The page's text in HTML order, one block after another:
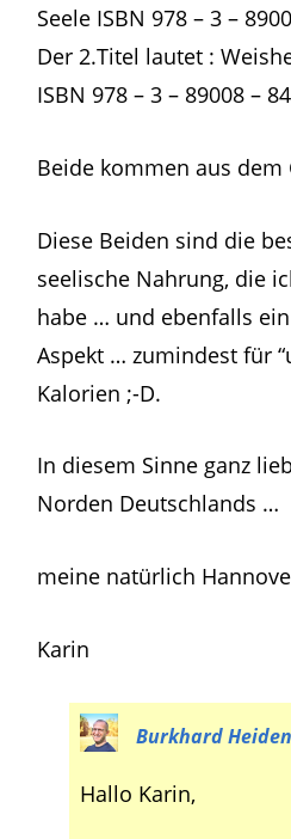
Seele ISBN 978 – 3 –
Der 2.Titel lautet :
ISBN 978 – 3 – 89008 –
Beide kommen aus dem
Diese Beiden sind die
seelische Nahrung, die
habe … und ebenfalls
Aspekt … zumindest für
Kalorien ;-D.
In diesem Sinne ganz
Norden Deutschlands …
meine natürlich
Karin
Burkhard
Hallo Karin,